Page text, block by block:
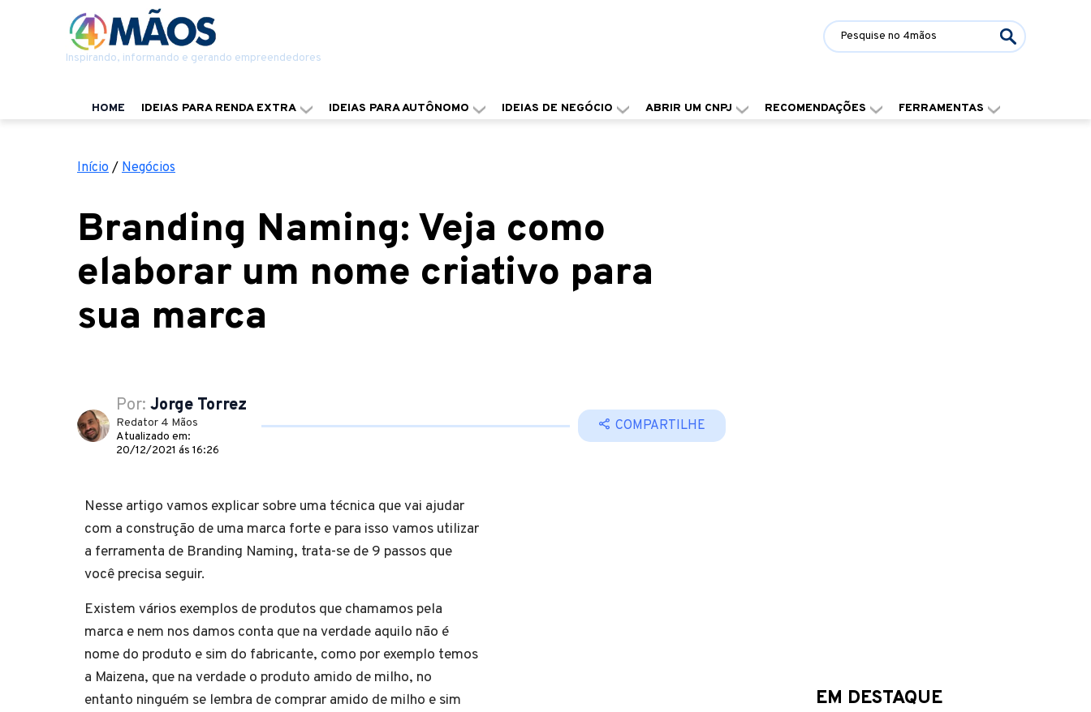
Inspirando, informando e gerando empreendedores
HOME IDEIAS PARA RENDA EXTRA IDEIAS PARA AUTÔNOMO IDEIAS DE NEGÓCIO ABRIR UM CNPJ RECOMENDAÇÕES FERRAMENTAS
Início / Negócios
Branding Naming: Veja como
elaborar um nome criativo para
sua marca
Por: Jorge Torrez
Redator 4 Mãos
Atualizado em:
20/12/2021 ás 16:26
COMPARTILHE
Nesse artigo vamos explicar sobre uma técnica que vai ajudar
com a construção de uma marca forte e para isso vamos utilizar
a ferramenta de Branding Naming, trata-se de 9 passos que
você precisa seguir.
Existem vários exemplos de produtos que chamamos pela
marca e nem nos damos conta que na verdade aquilo não é
nome do produto e sim do fabricante, como por exemplo temos
a Maizena, que na verdade o produto amido de milho, no
entanto ninguém se lembra de comprar amido de milho e sim
EM DESTAQUE